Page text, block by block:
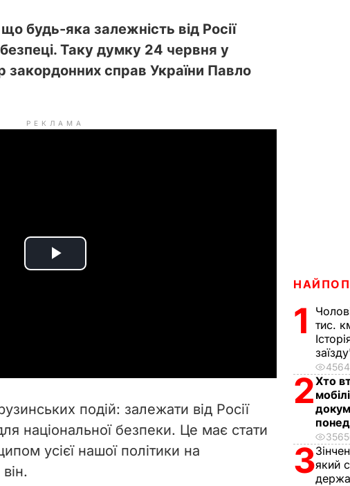
що будь-яка залежність від Росії
Таку думку 24 червня у
закордонних справ України Павло
РЕКЛАМА
P
i
d
подій: залежати від Росії
національної безпеки. Це має стати
усієї нашої політики на
1
тис.
2Хто
3який